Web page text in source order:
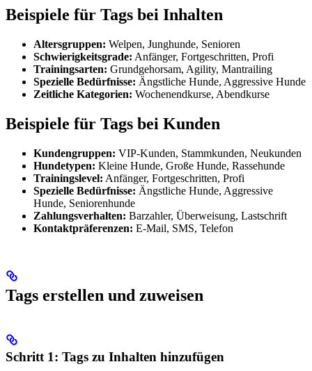
Beispiele für Tags bei Inhalten
Altersgruppen: Welpen, Junghunde, Senioren
Schwierigkeitsgrade: Anfänger, Fortgeschritten, Profi
Trainingsarten: Grundgehorsam, Agility, Mantrailing
Spezielle Bedürfnisse: Ängstliche Hunde, Aggressive Hunde
Zeitliche Kategorien: Wochenendkurse, Abendkurse
Beispiele für Tags bei Kunden
Kundengruppen: VIP-Kunden, Stammkunden, Neukunden
Hundetypen: Kleine Hunde, Große Hunde, Rassehunde
Trainingslevel: Anfänger, Fortgeschritten, Profi
Spezielle Bedürfnisse: Ängstliche Hunde, Aggressive
Hunde, Seniorenhunde
Zahlungsverhalten: Barzahler, Überweisung, Lastschrift
Kontaktpräferenzen: E-Mail, SMS, Telefon
Tags erstellen und zuweisen
Schritt 1: Tags zu Inhalten hinzufügen